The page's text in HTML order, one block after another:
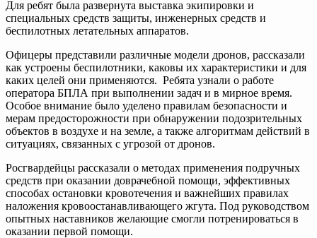
Для ребят была развернута выставка экипировки и
специальных средств защиты, инженерных средств и
беспилотных летательных аппаратов.
Офицеры представили различные модели дронов, рассказали
как устроены беспилотники, каковы их характеристики и для
каких целей они применяются. Ребята узнали о работе
оператора БПЛА при выполнении задач и в мирное время.
Особое внимание было уделено правилам безопасности и
мерам предосторожности при обнаружении подозрительных
объектов в воздухе и на земле, а также алгоритмам действий в
ситуациях, связанных с угрозой от дронов.
Росгвардейцы рассказали о методах применения подручных
средств при оказании доврачебной помощи, эффективных
способах остановки кровотечения и важнейших правилах
наложения кровоостанавливающего жгута. Под руководством
опытных наставников желающие смогли потренироваться в
оказании первой помощи.